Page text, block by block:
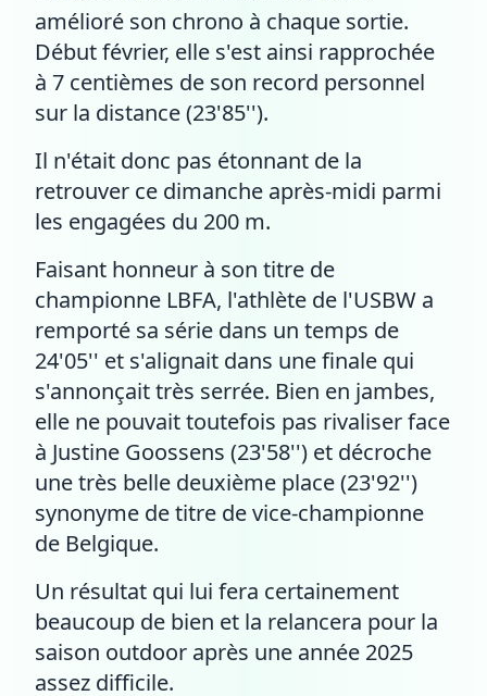
amélioré son chrono à chaque sortie.
Début février, elle s'est ainsi rapprochée
à 7 centièmes de son record personnel
sur la distance (23'85'').
Il n'était donc pas étonnant de la
retrouver ce dimanche après-midi parmi
les engagées du 200 m.
Faisant honneur à son titre de
championne LBFA, l'athlète de l'USBW a
remporté sa série dans un temps de
24'05'' et s'alignait dans une finale qui
s'annonçait très serrée. Bien en jambes,
elle ne pouvait toutefois pas rivaliser face
à Justine Goossens (23'58'') et décroche
une très belle deuxième place (23'92'')
synonyme de titre de vice-championne
de Belgique.
Un résultat qui lui fera certainement
beaucoup de bien et la relancera pour la
saison outdoor après une année 2025
assez difficile.